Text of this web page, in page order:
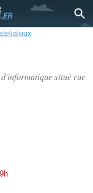
situé rue